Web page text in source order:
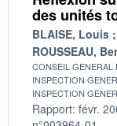
des unités
BLAISE, Louis
ROUSSEAU,
CONSEIL GENERAL
INSPECTION
INSPECTION
Rapport: févr.